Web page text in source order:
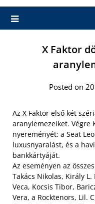
X Faktor
Posted on
Az X Faktor első két
aranylemezeiket. Végre
nyereményét: a Seat
luxusnyaralást, és a
bankkártyáját.
Az eseményen az
Takács Nikolas, Király
Veca, Kocsis Tibor,
Vera, a Rocktenors, Lil.